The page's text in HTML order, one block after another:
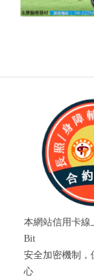
本網站信用卡線
Bit
安全加密機制，
心